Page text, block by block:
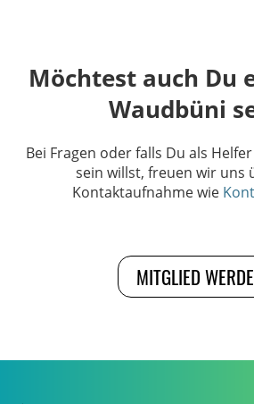
Möchtest auch Du
Waudbüni
Bei Fragen oder falls Du als
sein willst, freuen wir uns
Kontaktaufnahme wie
MITGLIED